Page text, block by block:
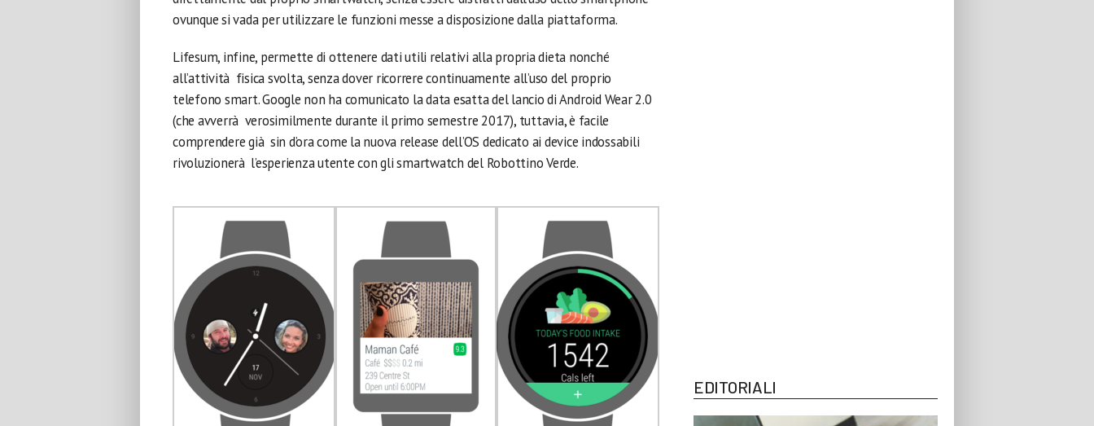
ovunque si vada per utilizzare le funzioni messe a disposizione dalla piattaforma.
Lifesum, infine, permette di ottenere dati utili relativi alla propria dieta nonché
all’attività fisica svolta, senza dover ricorrere continuamente all’uso del proprio
telefono smart. Google non ha comunicato la data esatta del lancio di Android Wear 2.0
(che avverrà verosimilmente durante il primo semestre 2017), tuttavia, è facile
comprendere già sin d’ora come la nuova release dell’OS dedicato ai device indossabili
rivoluzionerà l’esperienza utente con gli smartwatch del Robottino Verde.
EDITORIALI